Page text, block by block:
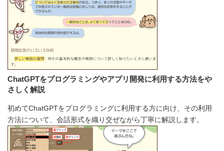
ChatGPTをプログラミングやアプリ開発に利用する方法をや
さしく解説
初めてChatGPTをプログラミングに利用する方に向け、その利用
方法について、会話形式を織り交ぜながら丁寧に解説します。